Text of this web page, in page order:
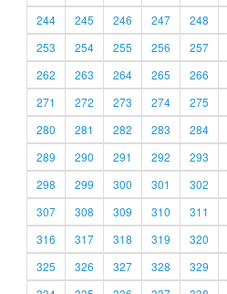
244
245 246 247 248
253
254 255 256 257
262
263 264 265 266
271
272 273 274 275
280
281 282 283 284
289
290 291 292 293
298
299 300 301 302
307
308 309 310 311
316
317 318 319 320
325
326 327 328 329